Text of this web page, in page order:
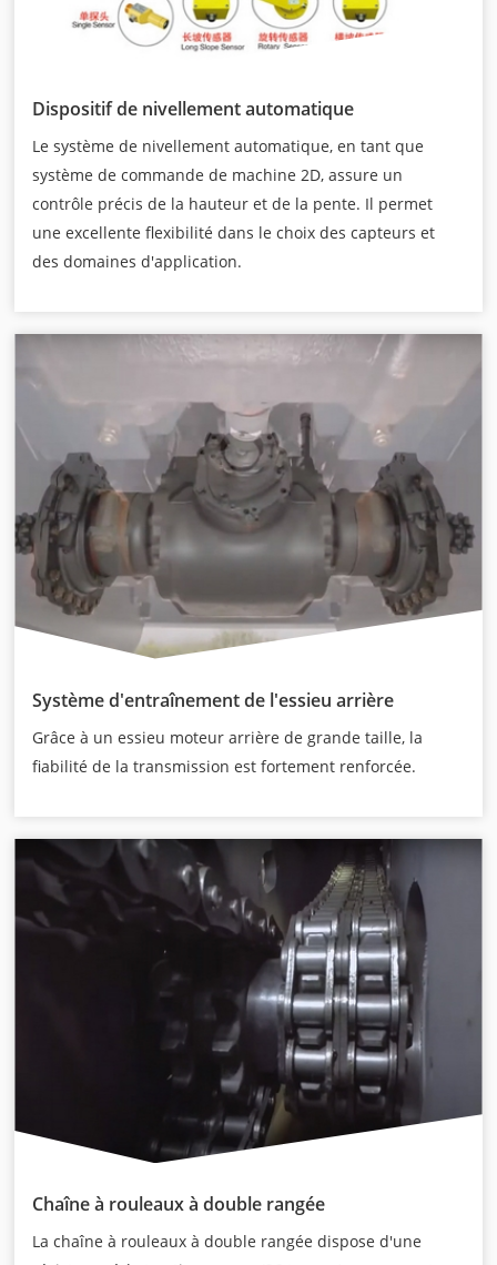
Dispositif de nivellement automatique
Le système de nivellement automatique, en tant que
système de commande de machine 2D, assure un
contrôle précis de la hauteur et de la pente. Il permet
une excellente flexibilité dans le choix des capteurs et
des domaines d'application.
Système d'entraînement de l'essieu arrière
Grâce à un essieu moteur arrière de grande taille, la
fiabilité de la transmission est fortement renforcée.
Chaîne à rouleaux à double rangée
La chaîne à rouleaux à double rangée dispose d'une